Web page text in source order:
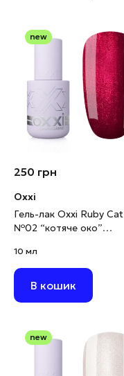
new
250 грн
Oxxi
Гель-лак Oxxi Ruby Cat
№02 “котяче око”
10 мл
В кошик
new